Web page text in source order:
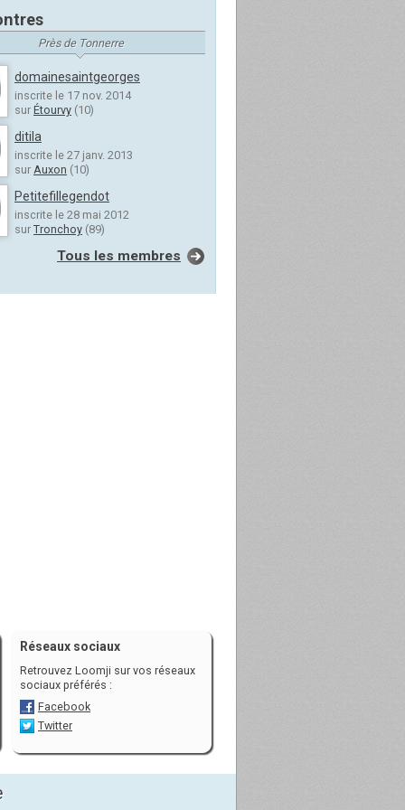
Près de Tonnerre
domainesaintgeorges
inscrite le 17 nov. 2014
sur Étourvy (10)
ditila
inscrite le 27 janv. 2013
sur Auxon (10)
Petitefillegendot
inscrite le 28 mai 2012
sur Tronchoy (89)
Tous les membres
Réseaux sociaux
Retrouvez Loomji sur vos réseaux
sociaux préférés :
Facebook
Twitter